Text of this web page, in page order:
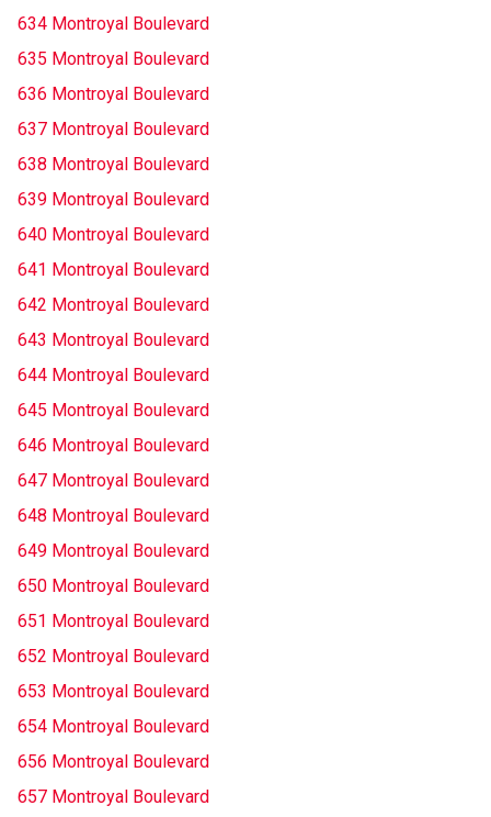
634 Montroyal Boulevard
635 Montroyal Boulevard
636 Montroyal Boulevard
637 Montroyal Boulevard
638 Montroyal Boulevard
639 Montroyal Boulevard
640 Montroyal Boulevard
641 Montroyal Boulevard
642 Montroyal Boulevard
643 Montroyal Boulevard
644 Montroyal Boulevard
645 Montroyal Boulevard
646 Montroyal Boulevard
647 Montroyal Boulevard
648 Montroyal Boulevard
649 Montroyal Boulevard
650 Montroyal Boulevard
651 Montroyal Boulevard
652 Montroyal Boulevard
653 Montroyal Boulevard
654 Montroyal Boulevard
656 Montroyal Boulevard
657 Montroyal Boulevard